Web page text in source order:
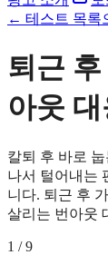
← 테스트 목록
퇴근
아웃
칼퇴 후 바로
나서 털어내는
니다. 퇴근 후
살리는 번아웃
1 /9